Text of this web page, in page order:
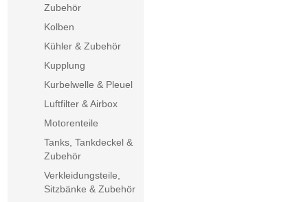
Zubehör
Kolben
Kühler & Zubehör
Kupplung
Kurbelwelle & Pleuel
Luftfilter & Airbox
Motorenteile
Tanks, Tankdeckel &
Zubehör
Verkleidungsteile,
Sitzbänke & Zubehör